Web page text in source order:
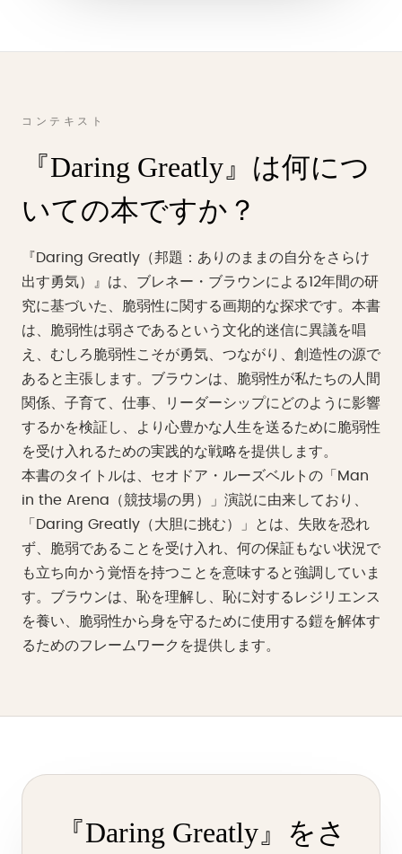
コンテキスト
『Daring Greatly』は何につ
いての本ですか？
『Daring Greatly（邦題：ありのままの自分をさらけ
出す勇気）』は、ブレネー・ブラウンによる12年間の研
究に基づいた、脆弱性に関する画期的な探求です。本書
は、脆弱性は弱さであるという文化的迷信に異議を唱
え、むしろ脆弱性こそが勇気、つながり、創造性の源で
あると主張します。ブラウンは、脆弱性が私たちの人間
関係、子育て、仕事、リーダーシップにどのように影響
するかを検証し、より心豊かな人生を送るために脆弱性
を受け入れるための実践的な戦略を提供します。
本書のタイトルは、セオドア・ルーズベルトの「Man
in the Arena（競技場の男）」演説に由来しており、
「Daring Greatly（大胆に挑む）」とは、失敗を恐れ
ず、脆弱であることを受け入れ、何の保証もない状況で
も立ち向かう覚悟を持つことを意味すると強調していま
す。ブラウンは、恥を理解し、恥に対するレジリエンス
を養い、脆弱性から身を守るために使用する鎧を解体す
るためのフレームワークを提供します。
『Daring Greatly』をさ